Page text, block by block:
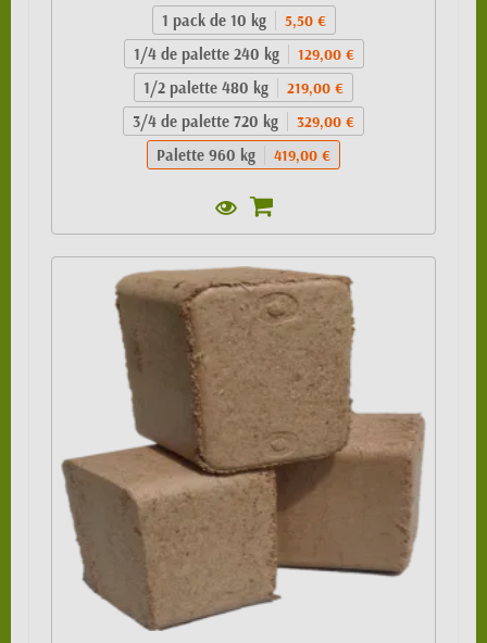
1 pack de 10 kg 5,50 €
1/4 de palette 240 kg 129,00 €
1/2 palette 480 kg 219,00 €
3/4 de palette 720 kg 329,00 €
Palette 960 kg 419,00 €